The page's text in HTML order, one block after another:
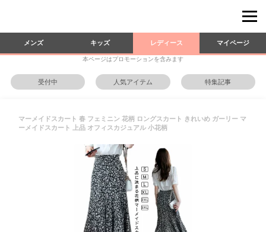
メンズ キッズ レディース マイページ
本ページはプロモーションを含みます
受付中 人気アイテム 特集記事
マーメイドスカート 春 フェミニン 花柄 ロングスカート きれいめ ガーリー マ
ーメイドスカート 上品 オフィスカジュアル 小花柄